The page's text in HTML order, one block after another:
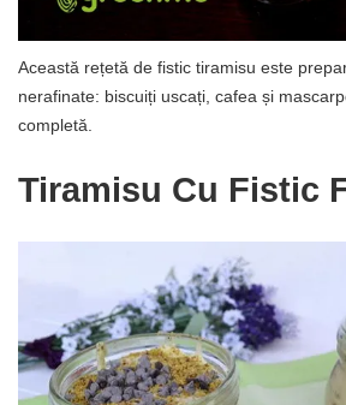
Această rețetă de fistic tiramisu este
nerafinate: biscuiți uscați, cafea și
completă.
Tiramisu Cu Fistic